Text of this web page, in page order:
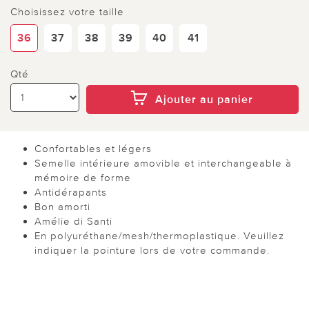
Choisissez votre taille
36 37 38 39 40 41
Qté
Ajouter au panier
Confortables et légers
Semelle intérieure amovible et interchangeable à
mémoire de forme
Antidérapants
Bon amorti
Amélie di Santi
En polyuréthane/mesh/thermoplastique. Veuillez
indiquer la pointure lors de votre commande.